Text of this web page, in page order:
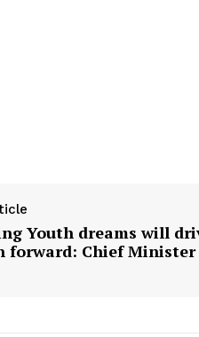
Youth dreams will
forward: Chief Minister